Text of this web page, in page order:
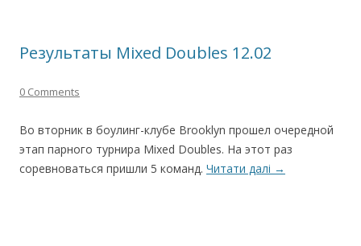
Результаты Mixed Doubles 12.02
0 Comments
Во вторник в боулинг-клубе Brooklyn прошел очередной
этап парного турнира Mixed Doubles. На этот раз
соревноваться пришли 5 команд. Читати далі →